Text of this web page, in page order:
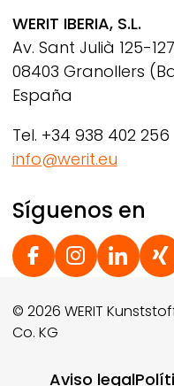
WERIT IBERIA, S.L.
Av. Sant Julià 125-
08403 Granollers
España
Tel. +34 938 402 256
info@werit.eu
Síguenos en
Social Footer
© 2026 WERIT
Co. KG
Footer menu
Aviso legal